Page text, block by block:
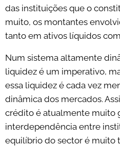
das instituições que o
muito, os montantes
tanto em ativos líquidos
Num sistema altamente
liquidez é um imperativo,
essa liquidez é cada vez
dinâmica dos mercados.
crédito é atualmente muito
interdependência entre
equilíbrio do sector é muito